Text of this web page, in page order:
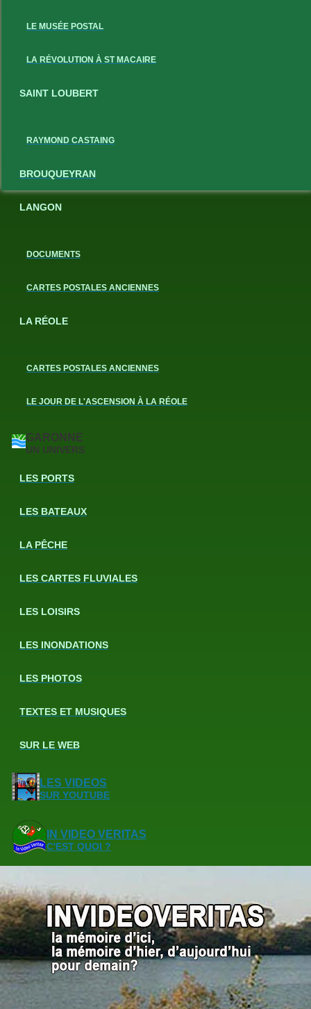
LE MUSÉE POSTAL
LA RÉVOLUTION À ST MACAIRE
SAINT LOUBERT
RAYMOND CASTAING
BROUQUEYRAN
LANGON
DOCUMENTS
CARTES POSTALES ANCIENNES
LA RÉOLE
CARTES POSTALES ANCIENNES
LE JOUR DE L'ASCENSION À LA RÉOLE
GARONNE
UN UNIVERS
LES PORTS
LES BATEAUX
LA PÊCHE
LES CARTES FLUVIALES
LES LOISIRS
LES INONDATIONS
LES PHOTOS
TEXTES ET MUSIQUES
SUR LE WEB
LES VIDEOS
SUR YOUTUBE
IN VIDEO VERITAS
C'EST QUOI ?